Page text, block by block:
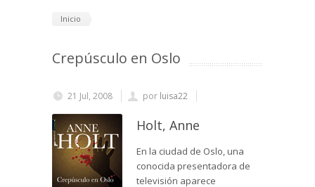
Inicio
Crepúsculo en Oslo
21 Jul, 2008 por luisa22
Holt, Anne
En la ciudad de Oslo, una
conocida presentadora de
televisión aparece